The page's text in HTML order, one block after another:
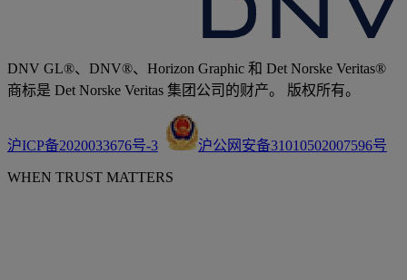
DNV GL®、DNV®、Horizon Graphic 和 Det Norske Veritas®
商标是 Det Norske Veritas 集团公司的财产。 版权所有。
沪ICP备2020033676号-3 沪公网安备31010502007596号
WHEN TRUST MATTERS